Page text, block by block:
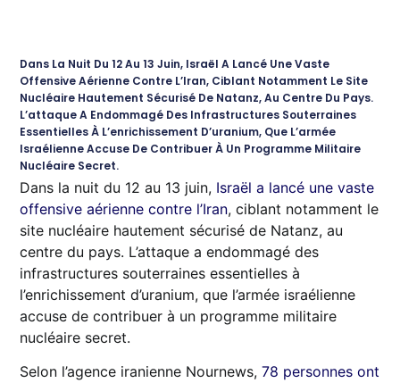
Dans La Nuit Du 12 Au 13 Juin, Israël A Lancé Une Vaste
Offensive Aérienne Contre L’Iran, Ciblant Notamment Le Site
Nucléaire Hautement Sécurisé De Natanz, Au Centre Du Pays.
L’attaque A Endommagé Des Infrastructures Souterraines
Essentielles À L’enrichissement D’uranium, Que L’armée
Israélienne Accuse De Contribuer À Un Programme Militaire
Nucléaire Secret.
Dans la nuit du 12 au 13 juin, Israël a lancé une vaste
offensive aérienne contre l’Iran, ciblant notamment le
site nucléaire hautement sécurisé de Natanz, au
centre du pays. L’attaque a endommagé des
infrastructures souterraines essentielles à
l’enrichissement d’uranium, que l’armée israélienne
accuse de contribuer à un programme militaire
nucléaire secret.
Selon l’agence iranienne Nournews,78 personnes ont